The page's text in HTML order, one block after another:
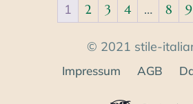
1 2 3 4 … 8 9
© 2021 stile-
Impressum AGB